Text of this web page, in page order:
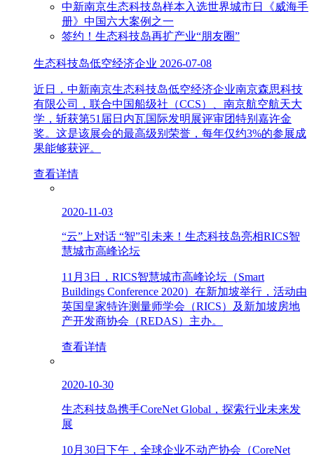
中新南京生态科技岛样本入选世界城市日《威海手
册》中国六大案例之一
签约！生态科技岛再扩产业“朋友圈”
生态科技岛低空经济企业 2026-07-08
近日，中新南京生态科技岛低空经济企业南京森思科技
有限公司，联合中国船级社（CCS）、南京航空航天大
学，斩获第51届日内瓦国际发明展评审团特别嘉许金
奖。这是该展会的最高级别荣誉，每年仅约3%的参展成
果能够获评。
查看详情
2020-11-03
“云”上对话 “智”引未来！生态科技岛亮相RICS智
慧城市高峰论坛
11月3日，RICS智慧城市高峰论坛（Smart
Buildings Conference 2020）在新加坡举行，活动由
英国皇家特许测量师学会（RICS）及新加坡房地
产开发商协会（REDAS）主办。
查看详情
2020-10-30
生态科技岛携手CoreNet Global，探索行业未来发
展
10月30日下午，全球企业不动产协会（CoreNet